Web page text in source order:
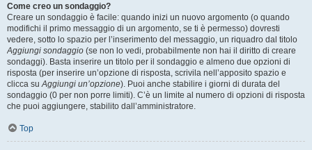
Come creo un sondaggio?
Creare un sondaggio è facile: quando inizi un nuovo argomento (o quando
modifichi il primo messaggio di un argomento, se ti è permesso) dovresti
vedere, sotto lo spazio per l’inserimento del messaggio, un riquadro dal titolo
Aggiungi sondaggio (se non lo vedi, probabilmente non hai il diritto di creare
sondaggi). Basta inserire un titolo per il sondaggio e almeno due opzioni di
risposta (per inserire un’opzione di risposta, scrivila nell’apposito spazio e
clicca su Aggiungi un’opzione). Puoi anche stabilire i giorni di durata del
sondaggio (0 per non porre limiti). C’è un limite al numero di opzioni di risposta
che puoi aggiungere, stabilito dall’amministratore.
Top